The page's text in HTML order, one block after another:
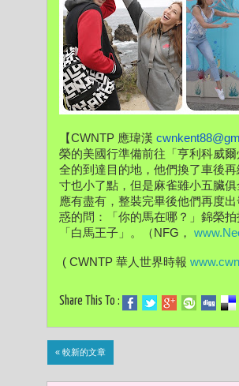
【CWNTP 應瑋漢
榮的美國行準備前往「亨利科威
全的到達目的地，他們換了車後
寸也小了點，但是麻雀雖小五臟
應有盡有，整裝完畢後他們再度
惑的問：「你的馬在哪？」錦榮
「白馬王子」。（NFG，
( CWNTP 華人世界時報
Share This To :
« 較新的文章